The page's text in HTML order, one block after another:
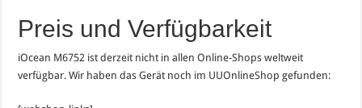
Preis und Verfügbarkeit
iOcean M6752 ist derzeit nicht in allen Online-Shops weltweit
verfügbar. Wir haben das Gerät noch im UUOnlineShop gefunden: